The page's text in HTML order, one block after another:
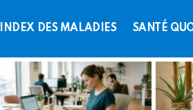
INDEX DES MALADIES SANTÉ